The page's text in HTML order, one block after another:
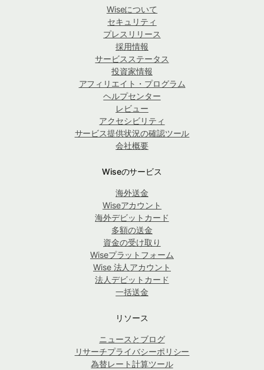
Wiseについて
セキュリティ
プレスリリース
採用情報
サービスステータス
投資家情報
アフィリエイト・プログラム
ヘルプセンター
レビュー
アクセシビリティ
サービス提供状況の確認ツール
会社概要
Wiseのサービス
海外送金
Wiseアカウント
海外デビットカード
多額の送金
資金の受け取り
Wiseプラットフォーム
Wise 法人アカウント
法人デビットカード
一括送金
リソース
ニュースとブログ
リサーチプライバシーポリシー
為替レート計算ツール